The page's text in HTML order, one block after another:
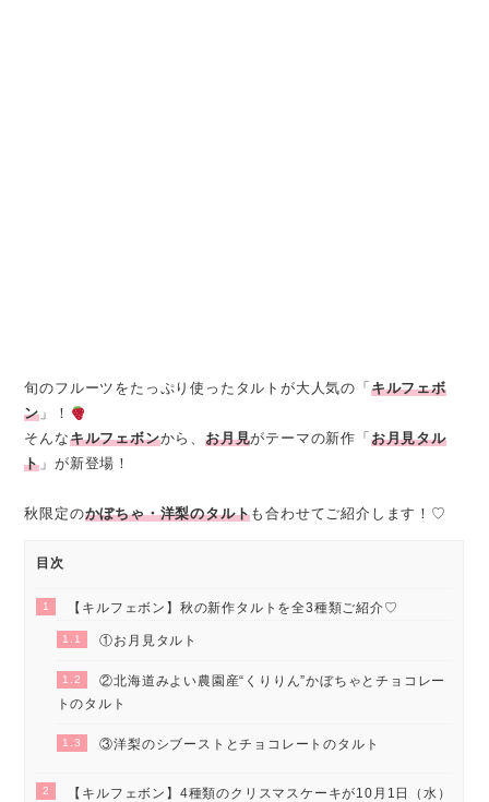
旬のフルーツをたっぷり使ったタルトが大人気の「 キルフェボ
ン 」！
そんなキルフェボンから、お月見がテーマの新作「 お月見タル
ト 」が新登場！
秋限定のかぼちゃ・洋梨のタルトも合わせてご紹介します！♡
目次
1 【キルフェボン】秋の新作タルトを全3種類ご紹介♡
1.1 ①お月見タルト
1.2
②北海道みよい農園産“くりりん”かぼちゃとチョコレー
トのタルト
1.3 ③洋梨のシブーストとチョコレートのタルト
2
【キルフェボン】4種類のクリスマスケーキが10月1日（水）